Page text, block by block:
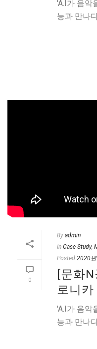
'A.I가 음악
능과 만나
0
By admin
In Case Study,
Posted 2020
[문화
로니
'A.I가 음악
능과 만나